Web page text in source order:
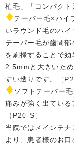
植毛」「コンパクト
テーパー毛×ハイ
いラウンド毛のハイ
テーパー毛が歯間
を刷掃することで
2.5mmと大きいた
すい造りです。（
ソフトテーパー
痛みが強く出てい
（P20-S）
当院ではメインテ
より、患者様のお